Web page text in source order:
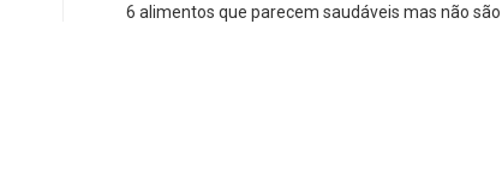
6 alimentos que parecem saudáveis mas não são